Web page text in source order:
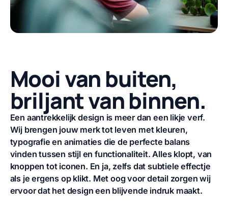
Mooi van buiten,
briljant van binnen.
Een aantrekkelijk design is meer dan een likje verf.
Wij brengen jouw merk tot leven met kleuren,
typografie en animaties die de perfecte balans
vinden tussen stijl en functionaliteit. Alles klopt, van
knoppen tot iconen. En ja, zelfs dat subtiele effectje
als je ergens op klikt. Met oog voor detail zorgen wij
ervoor dat het design een blijvende indruk maakt.